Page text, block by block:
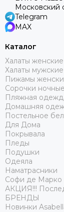
Московский
Telegram
MAX
Каталог
Халаты женские
Халаты мужские
Пижамы
Сорочки
Пляжная
Домашняя
Постельное
Для Дома
Покрывала
Пледы
Подушки
Одеяла
Наматрасники
Софи де Марко
АКЦИЯ!!!
БРЕНДЫ
Новинки